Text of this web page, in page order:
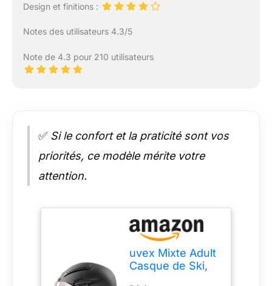
Design et finitions :
Notes des utilisateurs 4.3/5
Note de 4.3 pour 210 utilisateurs
✅ Si le confort et la praticité sont vos
priorités, ce modèle mérite votre
attention.
uvex Mixte Adult
Casque de Ski,